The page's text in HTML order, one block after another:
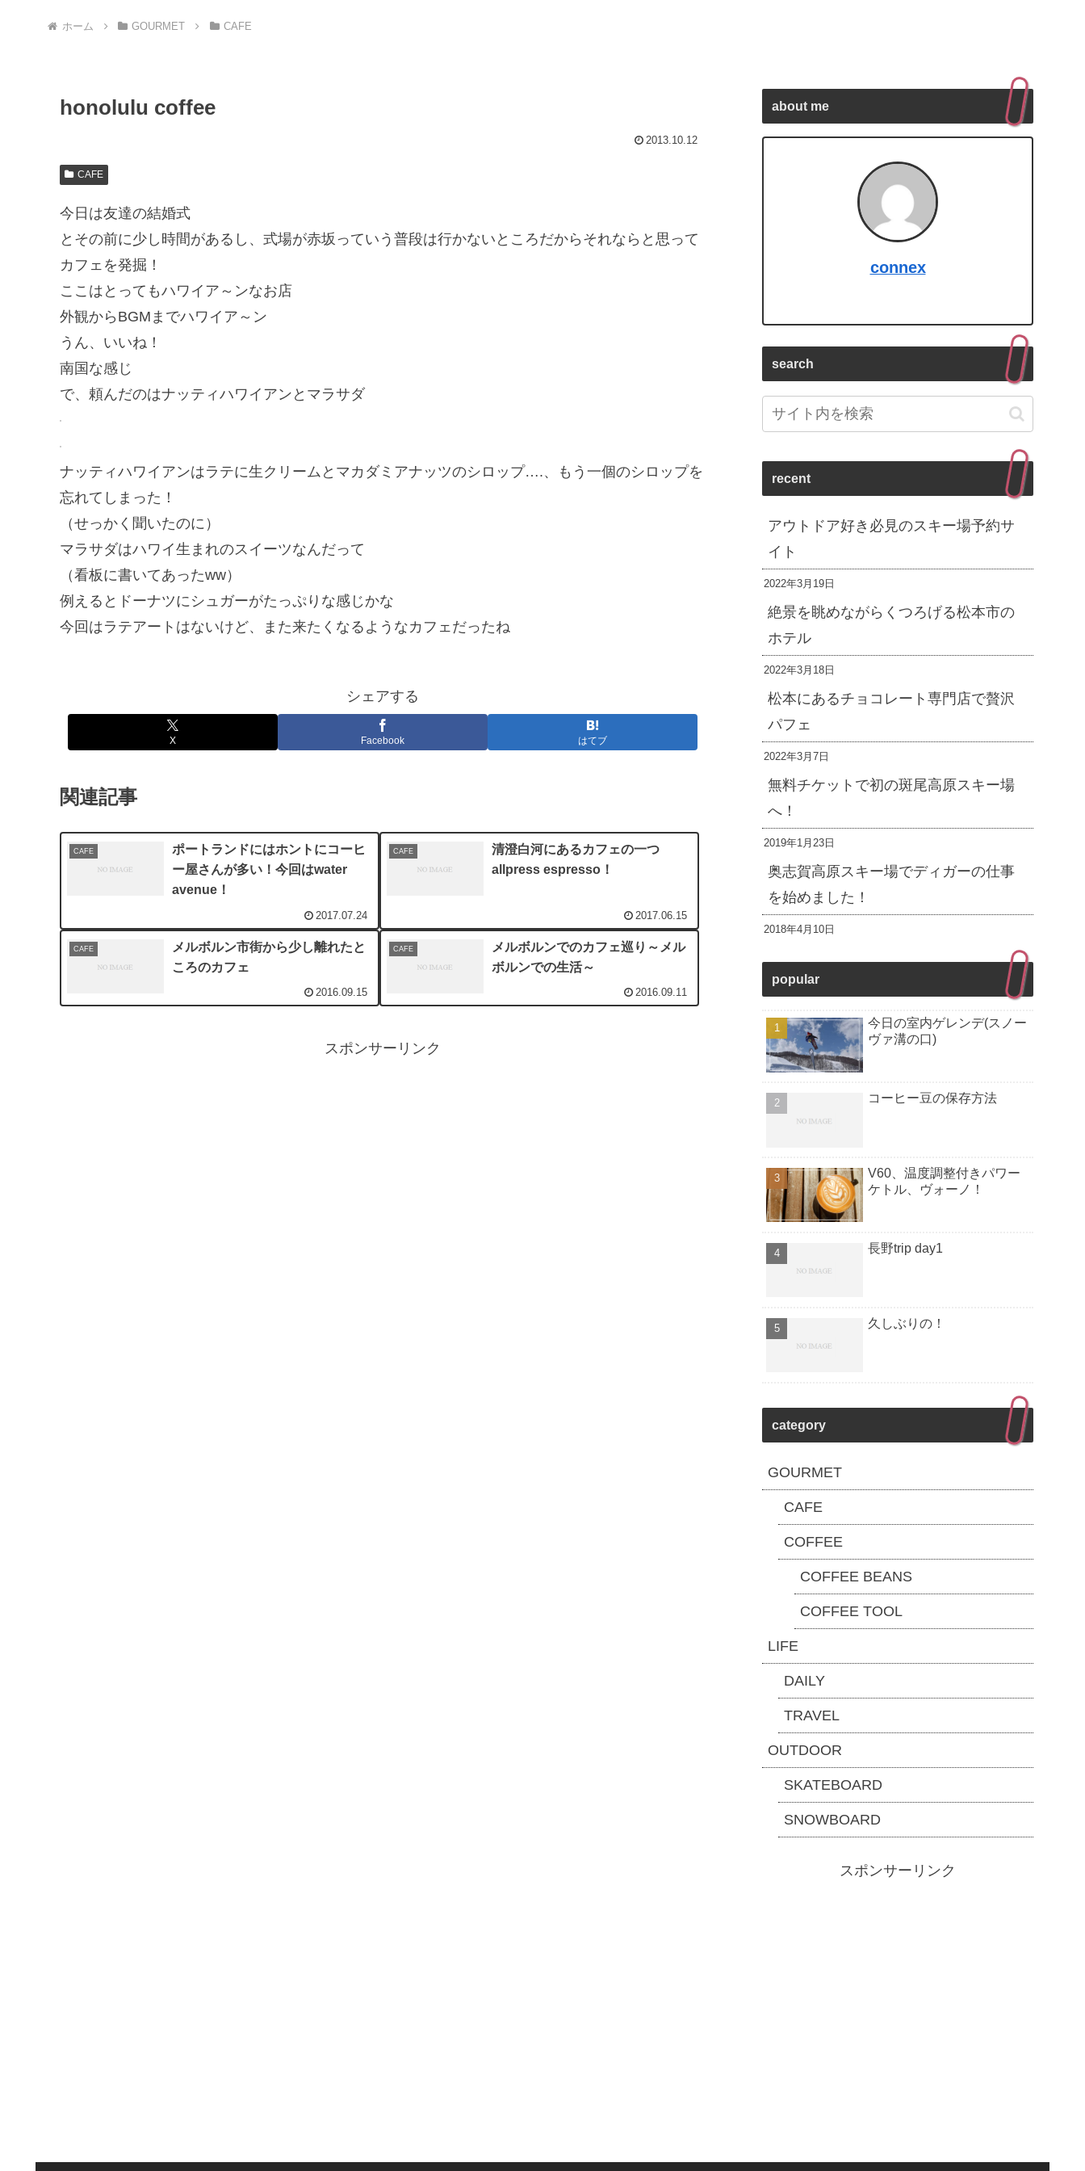
ホーム GOURMET CAFE
honolulu coffee
2013.10.12
CAFE
今日は友達の結婚式
とその前に少し時間があるし、式場が赤坂っていう普段は行かないところだからそれならと思って
カフェを発掘！
ここはとってもハワイア～ンなお店
外観からBGMまでハワイア～ン
うん、いいね！
南国な感じ
で、頼んだのはナッティハワイアンとマラサダ
ナッティハワイアンはラテに生クリームとマカダミアナッツのシロップ….、もう一個のシロップを
忘れてしまった！
（せっかく聞いたのに）
マラサダはハワイ生まれのスイーツなんだって
（看板に書いてあったww）
例えるとドーナツにシュガーがたっぷりな感じかな
今回はラテアートはないけど、また来たくなるようなカフェだったね
シェアする
X Facebook はてブ
関連記事
CAFE
ポートランドにはホントにコーヒ
ー屋さんが多い！今回はwater
avenue！
2017.07.24
CAFE
清澄白河にあるカフェの一つ
allpress espresso！
2017.06.15
CAFE
メルボルン市街から少し離れたと
ころのカフェ
2016.09.15
CAFE
メルボルンでのカフェ巡り～メル
ボルンでの生活～
2016.09.11
スポンサーリンク
about me
connex
search
recent
アウトドア好き必見のスキー場予約サ
イト
2022年3月19日
絶景を眺めながらくつろげる松本市の
ホテル
2022年3月18日
松本にあるチョコレート専門店で贅沢
パフェ
2022年3月7日
無料チケットで初の斑尾高原スキー場
へ！
2019年1月23日
奥志賀高原スキー場でディガーの仕事
を始めました！
2018年4月10日
popular
今日の室内ゲレンデ(スノー
ヴァ溝の口)
コーヒー豆の保存方法
V60、温度調整付きパワー
ケトル、ヴォーノ！
長野trip day1
久しぶりの！
category
GOURMET
CAFE
COFFEE
COFFEE BEANS
COFFEE TOOL
LIFE
DAILY
TRAVEL
OUTDOOR
SKATEBOARD
SNOWBOARD
スポンサーリンク